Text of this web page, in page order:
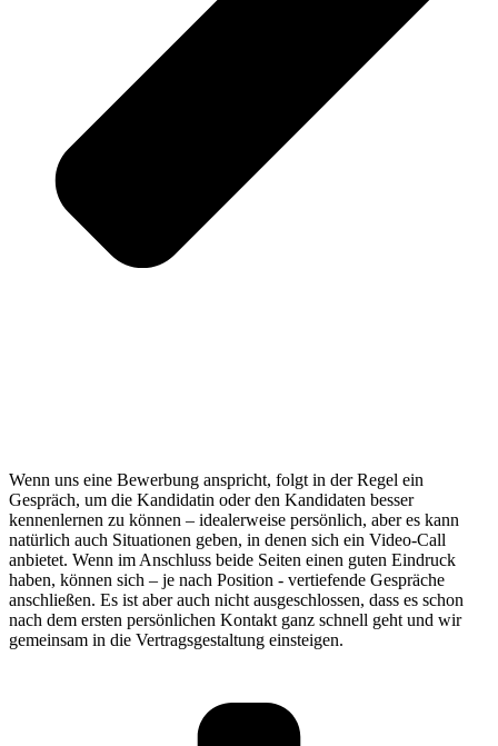
Wenn uns eine Bewerbung anspricht, folgt in der Regel ein
Gespräch, um die Kandidatin oder den Kandidaten besser
kennenlernen zu können – idealerweise persönlich, aber es kann
natürlich auch Situationen geben, in denen sich ein Video-Call
anbietet. Wenn im Anschluss beide Seiten einen guten Eindruck
haben, können sich – je nach Position - vertiefende Gespräche
anschließen. Es ist aber auch nicht ausgeschlossen, dass es schon
nach dem ersten persönlichen Kontakt ganz schnell geht und wir
gemeinsam in die Vertragsgestaltung einsteigen.